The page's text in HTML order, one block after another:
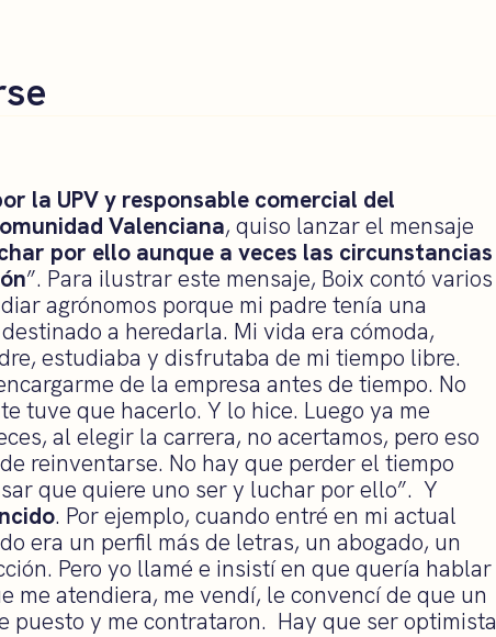
la UPV y responsable comercial del
Valenciana, quiso lanzar el mensaje
por ello aunque a veces las circunstancias
”. Para ilustrar este mensaje, Boix contó varios
agrónomos porque mi padre tenía una
a heredarla. Mi vida era cómoda,
estudiaba y disfrutaba de mi tiempo libre.
de la empresa antes de tiempo. No
tuve que hacerlo. Y lo hice. Luego ya me
al elegir la carrera, no acertamos, pero eso
reinventarse. No hay que perder el tiempo
que quiere uno ser y luchar por ello”. Y
. Por ejemplo, cuando entré en mi actual
era un perfil más de letras, un abogado, un
Pero yo llamé e insistí en que quería hablar
me atendiera, me vendí, le convencí de que un
puesto y me contrataron. Hay que ser optimista